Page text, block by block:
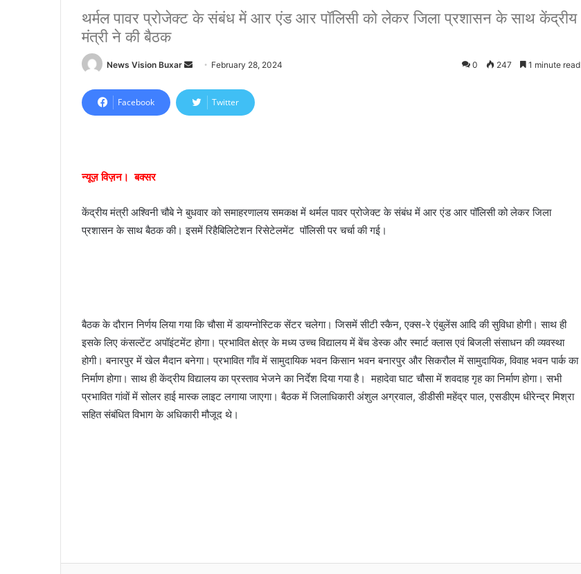
थर्मल पावर प्रोजेक्ट के संबंध में आर एंड आर पॉलिसी को लेकर जिला प्रशासन के साथ केंद्रीय
मंत्री ने की बैठक
News Vision Buxar
n
d
i
l
February 28, 2024 0 247 1 minute read
Facebook Twitter
न्यूज़ विज़न। बक्सर
केंद्रीय मंत्री अश्विनी चौबे ने बुधवार को समाहरणालय समकक्ष में थर्मल पावर प्रोजेक्ट के संबंध में आर एंड आर पॉलिसी को लेकर जिला
प्रशासन के साथ बैठक की। इसमें रिहैबिलिटेशन रिसेटेलमेंट पॉलिसी पर चर्चा की गई।
बैठक के दौरान निर्णय लिया गया कि चौसा में डायग्नोस्टिक सेंटर चलेगा। जिसमें सीटी स्कैन, एक्स-रे एंबुलेंस आदि की सुविधा होगी। साथ ही
इसके लिए कंसल्टेंट अपॉइंटमेंट होगा। प्रभावित क्षेत्र के मध्य उच्च विद्यालय में बेंच डेस्क और स्मार्ट क्लास एवं बिजली संसाधन की व्यवस्था
होगी। बनारपुर में खेल मैदान बनेगा। प्रभावित गाँव में सामुदायिक भवन किसान भवन बनारपुर और सिकरौल में सामुदायिक, विवाह भवन पार्क का
निर्माण होगा। साथ ही केंद्रीय विद्यालय का प्रस्ताव भेजने का निर्देश दिया गया है। महादेवा घाट चौसा में शवदाह गृह का निर्माण होगा। सभी
प्रभावित गांवों में सोलर हाई मास्क लाइट लगाया जाएगा। बैठक में जिलाधिकारी अंशुल अग्रवाल, डीडीसी महेंद्र पाल, एसडीएम धीरेन्द्र मिश्रा
सहित संबंधित विभाग के अधिकारी मौजूद थे।